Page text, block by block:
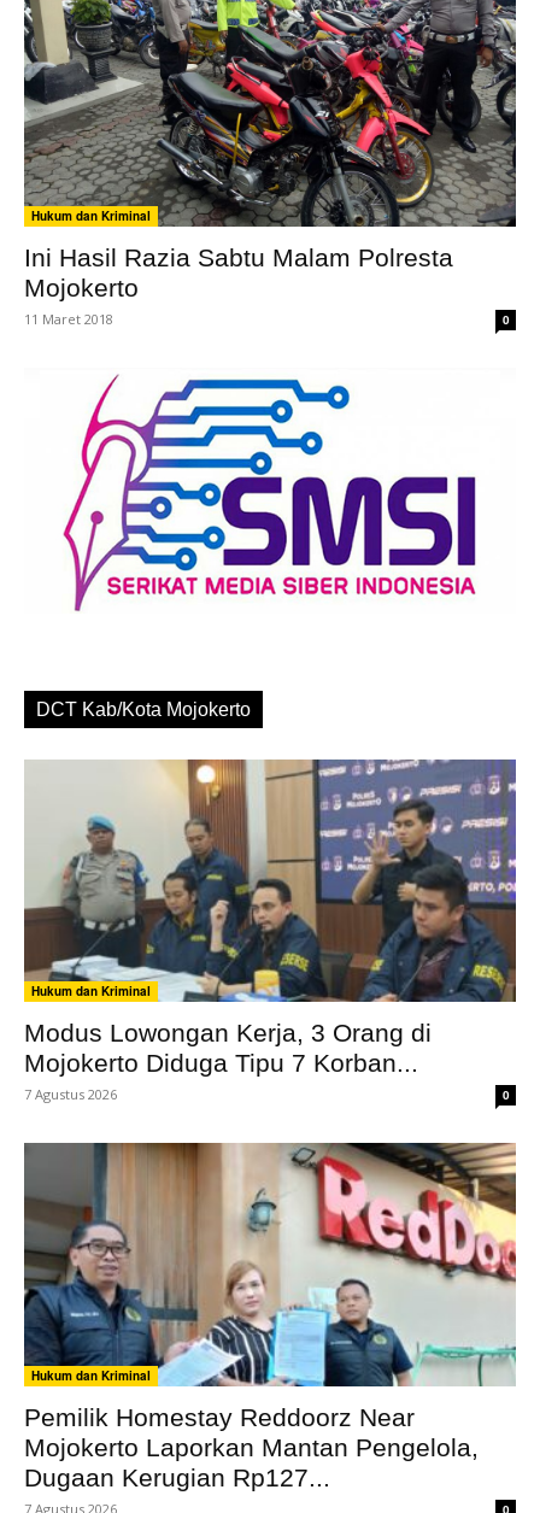
Hukum dan Kriminal
Ini Hasil Razia Sabtu Malam Polresta
Mojokerto
11 Maret 2018 0
DCT Kab/Kota Mojokerto
Hukum dan Kriminal
Modus Lowongan Kerja, 3 Orang di
Mojokerto Diduga Tipu 7 Korban...
7 Agustus 2026 0
Hukum dan Kriminal
Pemilik Homestay Reddoorz Near
Mojokerto Laporkan Mantan Pengelola,
Dugaan Kerugian Rp127...
7 Agustus 2026 0